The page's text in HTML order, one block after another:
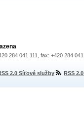
284 041 111, fax: +420 284
2.0 Síťové služby RSS